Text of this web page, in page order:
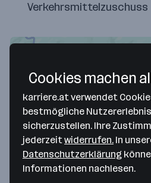
Verkehrsmittelzuschuss
Cookies machen
karriere.at verwendet
bestmögliche
sicherzustellen. Ihre
jederzeit widerrufen. In
Datenschutzerklärung
Informationen nachlesen.